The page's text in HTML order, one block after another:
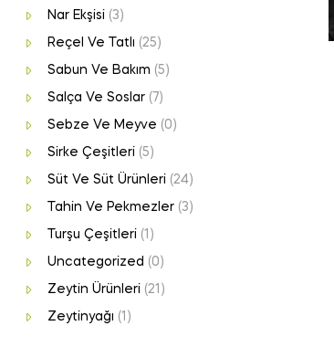
Nar Ekşisi (3)
Reçel Ve Tatlı (25)
Sabun Ve Bakım (5)
Salça Ve Soslar (7)
Sebze Ve Meyve (0)
Sirke Çeşitleri (5)
Süt Ve Süt Ürünleri (24)
Tahin Ve Pekmezler (3)
Turşu Çeşitleri (1)
Uncategorized (0)
Zeytin Ürünleri (21)
Zeytinyağı (1)